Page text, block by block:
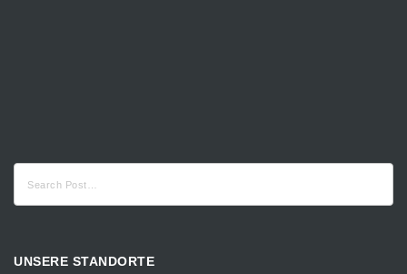
nach:
UNSERE STANDORTE